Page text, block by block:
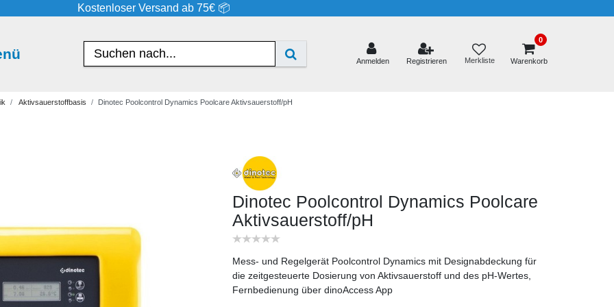
Kostenloser Versand ab 75€ 📦
Anmelden Registrieren Merkliste
0
Warenkorb
Aktivsauerstoffbasis Dinotec Poolcontrol Dynamics Poolcare Aktivsauerstoff/pH
Dinotec Poolcontrol Dynamics Poolcare
Aktivsauerstoff/pH
Mess- und Regelgerät Poolcontrol Dynamics mit Designabdeckung für
die zeitgesteuerte Dosierung von Aktivsauerstoff und des pH-Wertes,
Fernbedienung über dinoAccess App